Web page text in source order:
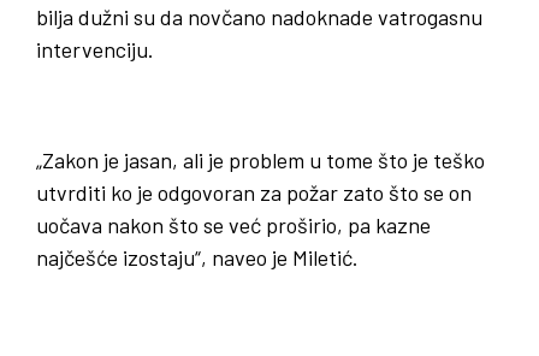
bilja dužni su da novčano nadoknade vatrogasnu
intervenciju.
„Zakon je jasan, ali je problem u tome što je teško
utvrditi ko je odgovoran za požar zato što se on
uočava nakon što se već proširio, pa kazne
najčešće izostaju“, naveo je Miletić.